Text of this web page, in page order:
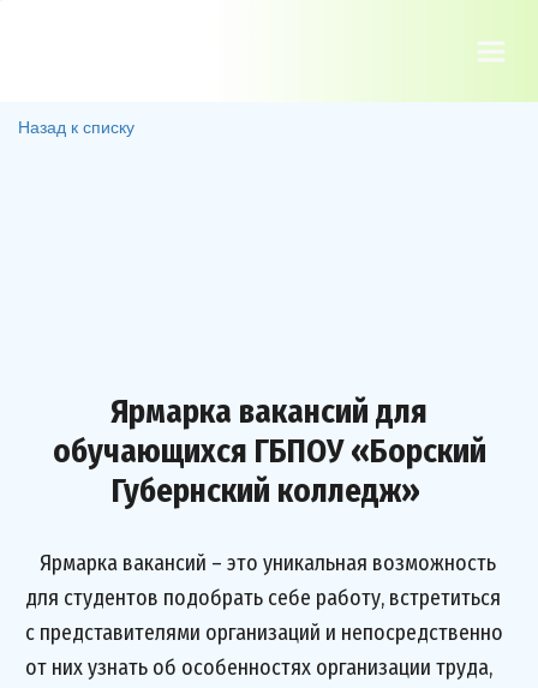
Назад к списку
Ярмарка вакансий для
обучающихся ГБПОУ «Борский
Губернский колледж»
Ярмарка вакансий – это уникальная возможность
для студентов подобрать себе работу, встретиться
с представителями организаций и непосредственно
от них узнать об особенностях организации труда,